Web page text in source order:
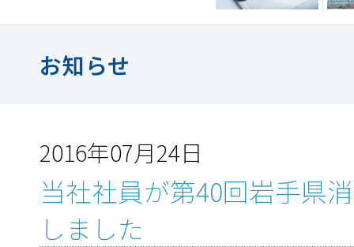
お知らせ
2016年07月24日
当社社員が第40回岩手県
しました